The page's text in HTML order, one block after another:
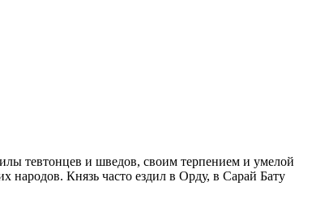
тевтонцев и шведов, своим терпением и умелой
народов. Князь часто ездил в Орду, в Сарай Бату